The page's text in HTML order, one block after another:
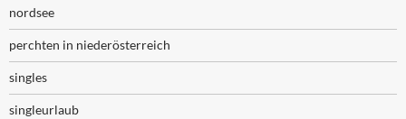
nordsee
perchten in niederösterreich
singles
singleurlaub